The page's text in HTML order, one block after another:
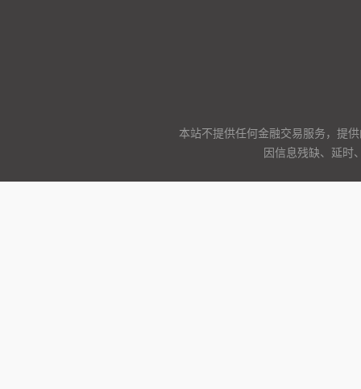
本站不提供任何金融交易服务，提
因信息残缺、延时